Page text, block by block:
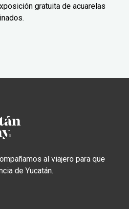
gratuita de acuarelas
al viajero para que
de Yucatán.